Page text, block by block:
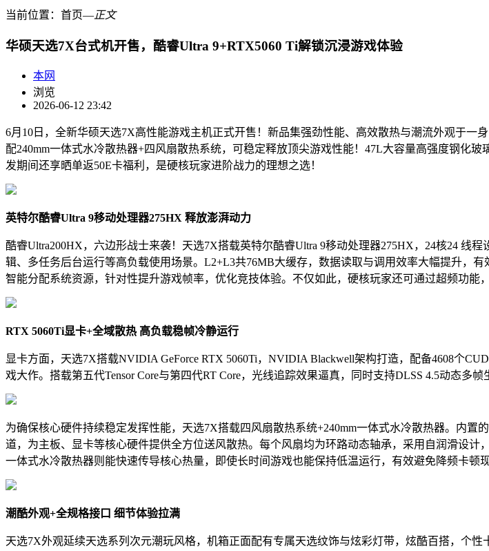
当前位置： 首页―正文
华硕天选7X台式机开售，酷睿Ultra 9+RTX5060 Ti解锁沉浸游戏体验
本网
浏览
2026-06-12 23:42
6月10日，全新华硕天选7X高性能游戏主机正式开售！新品集强劲性能、高效散热与潮流外观于一
配240mm一体式水冷散热器+四风扇散热系统，可稳定释放顶尖游戏性能！47L大容量高强度钢化
发期间还享晒单返50E卡福利，是硬核玩家进阶战力的理想之选！
英特尔酷睿Ultra 9移动处理器275HX 释放澎湃动力
酷睿Ultra200HX，六边形战士来袭！天选7X搭载英特尔酷睿Ultra 9移动处理器275HX，24核24 线
辑、多任务后台运行等高负载使用场景。L2+L3共76MB大缓存，数据读取与调用效率大幅提升，
智能分配系统资源，针对性提升游戏帧率，优化竞技体验。不仅如此，硬核玩家还可通过超频功能
RTX 5060Ti显卡+全域散热 高负载稳帧冷静运行
显卡方面，天选7X搭载NVIDIA GeForce RTX 5060Ti，NVIDIA Blackwell架构打造，配备4608个
戏大作。搭载第五代Tensor Core与第四代RT Core，光线追踪效果逼真，同时支持DLSS 4.5动态多
为确保核心硬件持续稳定发挥性能，天选7X搭载四风扇散热系统+240mm一体式水冷散热器。内
道，为主板、显卡等核心硬件提供全方位送风散热。每个风扇均为环路动态轴承，采用自润滑设
一体式水冷散热器则能快速传导核心热量，即使长时间游戏也能保持低温运行，有效避免降频卡顿现
潮酷外观+全规格接口 细节体验拉满
天选7X外观延续天选系列次元潮玩风格，机箱正面配有专属天选纹饰与炫彩灯带，炫酷百搭，个